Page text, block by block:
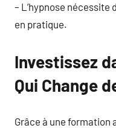
– L’hypnose nécessite
en pratique.
Investissez
Qui Change
Grâce à une formation